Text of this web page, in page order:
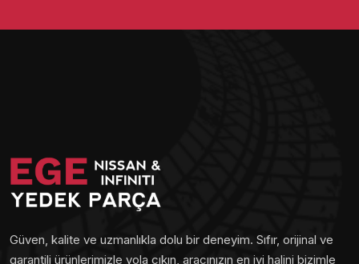
Güven, kalite ve uzmanlıkla dolu bir deneyim. Sıfır, orijinal ve
garantili ürünlerimizle yola çıkın, aracınızın en iyi halini bizimle